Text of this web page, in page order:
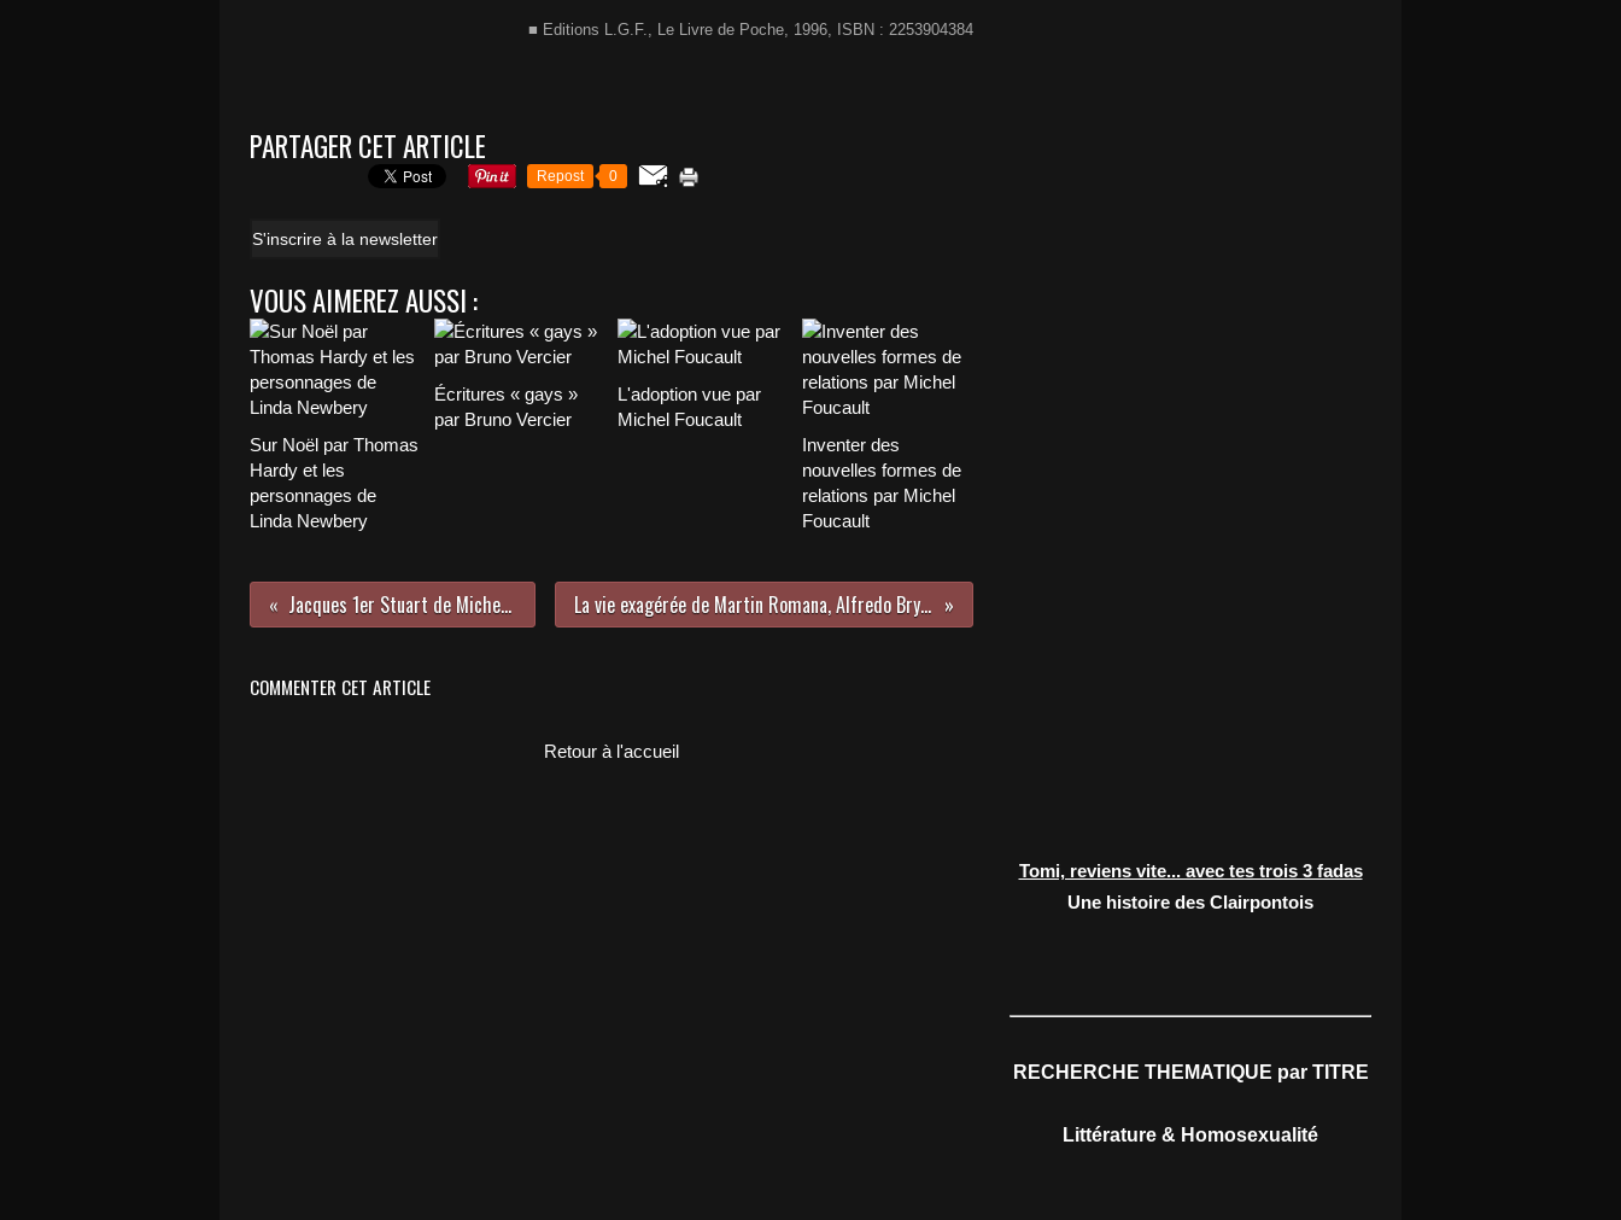
■ Editions L.G.F., Le Livre de Poche, 1996, ISBN : 2253904384
PARTAGER CET ARTICLE
Repost 0
S'inscrire à la newsletter
VOUS AIMEREZ AUSSI :
Sur Noël par Thomas
Hardy et les
personnages de
Linda Newbery
Écritures « gays »
par Bruno Vercier
L'adoption vue par
Michel Foucault
Inventer des
nouvelles formes de
relations par Michel
Foucault
Jacques 1er Stuart de Michel Duchein La vie exagérée de Martin Romana, Alfredo Bryce-Echenique
COMMENTER CET ARTICLE
Retour à l'accueil
Tomi, reviens vite... avec tes trois 3 fadas
Une histoire des Clairpontois
RECHERCHE THEMATIQUE par TITRE
Littérature & Homosexualité